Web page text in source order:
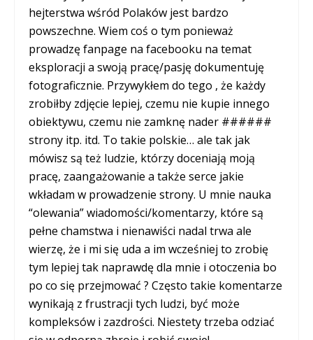
hejterstwa wśród Polaków jest bardzo
powszechne. Wiem coś o tym ponieważ
prowadzę fanpage na facebooku na temat
eksploracji a swoją pracę/pasję dokumentuję
fotograficznie. Przywykłem do tego , że każdy
zrobiłby zdjęcie lepiej, czemu nie kupie innego
obiektywu, czemu nie zamknę nader ######
strony itp. itd. To takie polskie… ale tak jak
mówisz są też ludzie, którzy doceniają moją
pracę, zaangażowanie a także serce jakie
wkładam w prowadzenie strony. U mnie nauka
“olewania” wiadomości/komentarzy, które są
pełne chamstwa i nienawiści nadal trwa ale
wierzę, że i mi się uda a im wcześniej to zrobię
tym lepiej tak naprawdę dla mnie i otoczenia bo
po co się przejmować ? Często takie komentarze
wynikają z frustracji tych ludzi, być może
kompleksów i zazdrości. Niestety trzeba odziać